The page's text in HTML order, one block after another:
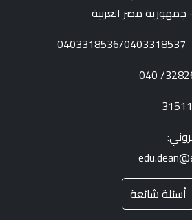
مصر العربية
0403318536/0403318537
أسئلة شائعة